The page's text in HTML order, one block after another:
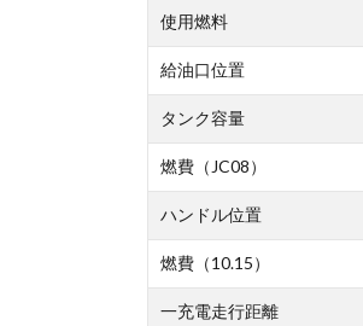
使用燃料
給油口位置
タンク容量
燃費（JC08）
ハンドル位置
燃費（10.15）
一充電走行距離